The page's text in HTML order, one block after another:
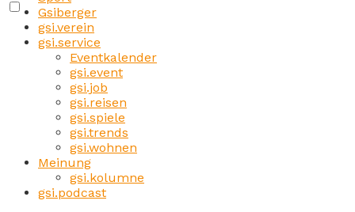
Gsiberger
gsi.verein
gsi.service
Eventkalender
gsi.event
gsi.job
gsi.reisen
gsi.spiele
gsi.trends
gsi.wohnen
Meinung
gsi.kolumne
gsi.podcast